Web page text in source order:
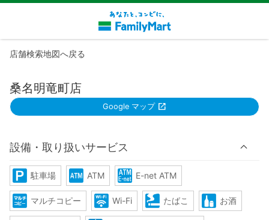
店舗検索地図へ戻る
桑名明竜町店
Google マップ
設備・取り扱いサービス
駐車場 ATM E-net ATM
マルチコピー Wi-Fi たばこ お酒